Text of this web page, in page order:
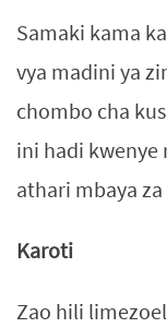
Samaki kama
vya madini ya
chombo cha
ini hadi kwenye
athari mbaya
Karoti
Zao hili